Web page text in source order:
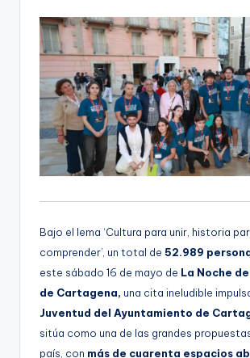
Bajo el lema ‘Cultura para unir, historia
comprender’, un total de 52.989
este sábado 16 de mayo de La Noche
de Cartagena, una cita ineludible
Juventud del Ayuntamiento de
sitúa como una de las grandes
país, con más de cuarenta espacios